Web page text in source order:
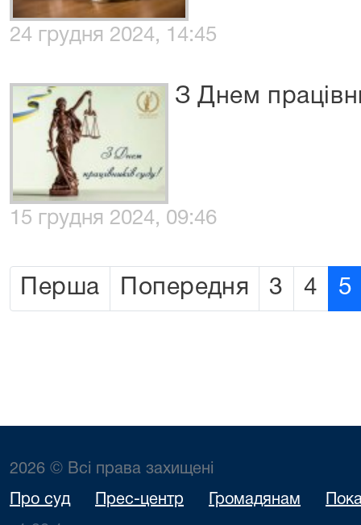
24 грудня 2024, 14:45
З Днем
15 грудня 2024, 09:46
Перша Попередня 3 4 5
2026 © Всі права захищені
Про суд Прес-центр Громадянам